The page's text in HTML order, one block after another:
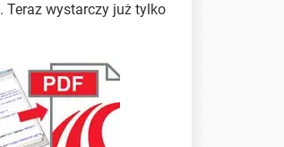
. Teraz wystarczy już tylko